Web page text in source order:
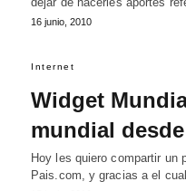
16 junio, 2010
Internet
Widget
mundial
Hoy les quiero compartir un
Pais.com, y gracias a el